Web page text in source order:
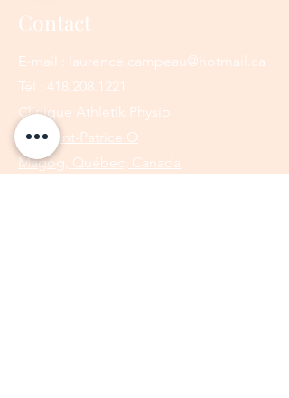
Contact
E-mail :
laurence.campeau@hotmail.ca
Tél : 418.208.1221
Clinique Athletik Physio
435 Saint-Patrice O
Magog, Québec, Canada